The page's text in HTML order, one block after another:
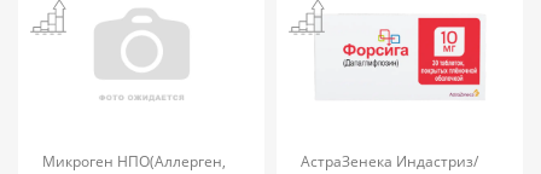
Микроген НПО(Аллерген,
АстраЗенека Индастриз/